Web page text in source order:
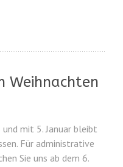
Weihnachten
mit 5. Januar bleibt
Für administrative
Sie uns ab dem 6.